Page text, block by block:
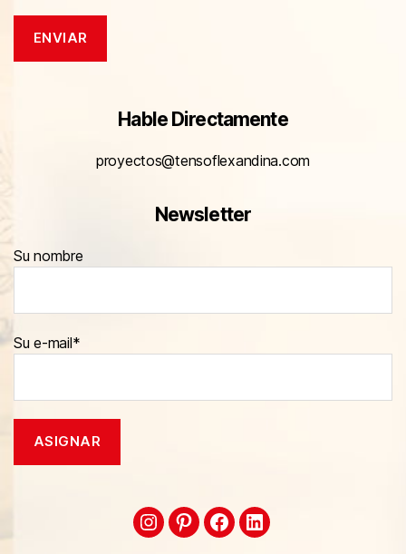
Hable Directamente
proyectos@tensoflexandina.com
Newsletter
Su nombre
Su e-mail*